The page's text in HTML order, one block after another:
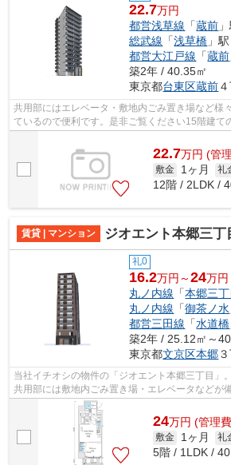
22.7万円
都営浅草線 「蔵前
総武線 「浅草橋 」
都営大江戸線 「蔵前
築2年 / 40.35㎡
東京都台東区蔵前
共用部にはエレベータ・敷地内ごみ置き場など様
ているので便利です。是非ご覧ください15階建て
分というアクセス良好な駅近物件はいか...
22.7万円 (管
敷金 1ヶ月 礼
12階 / 2LDK /
賃貸 | マンション ジオエント本郷三丁
礼0
16.2万円～24万円
丸ノ内線 「本郷三丁
丸ノ内線 「御茶ノ水
都営三田線 「水道橋
築2年 / 25.12㎡～
東京都文京区本郷
当社イチオシの物件の「ジオエント本郷三丁目」
共用部には敷地内ごみ置き場・エレベータなどが
ています。新築マンションです。素敵...
24万円 (管理
敷金 1ヶ月 礼
5階 / 1LDK /